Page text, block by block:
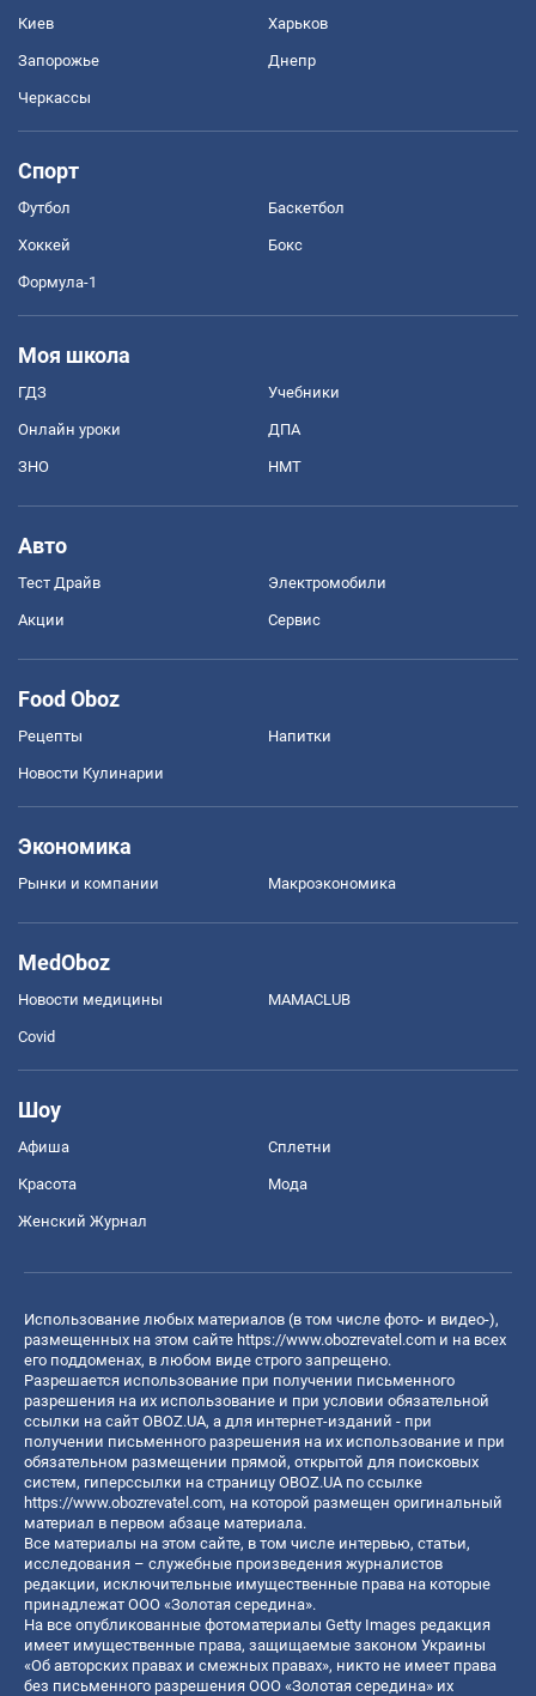
Киев Харьков
Запорожье Днепр
Черкассы
Спорт
Футбол Баскетбол
Хоккей Бокс
Формула-1
Моя школа
ГДЗ Учебники
Онлайн уроки ДПА
ЗНО НМТ
Авто
Тест Драйв Электромобили
Акции Сервис
Food Oboz
Рецепты Напитки
Новости Кулинарии
Экономика
Рынки и компании Mакроэкономика
MedOboz
Новости медицины MAMACLUB
Covid
Шоу
Афиша Сплетни
Красота Мода
Женский Журнал
Использование любых материалов (в том числе фото- и видео-),
размещенных на этом сайте https://www.obozrevatel.com и на всех
его поддоменах, в любом виде строго запрещено.
Разрешается использование при получении письменного
разрешения на их использование и при условии обязательной
ссылки на сайт OBOZ.UA, а для интернет-изданий - при
получении письменного разрешения на их использование и при
обязательном размещении прямой, открытой для поисковых
систем, гиперссылки на страницу OBOZ.UA по ссылке
https://www.obozrevatel.com, на которой размещен оригинальный
материал в первом абзаце материала.
Все материалы на этом сайте, в том числе интервью, статьи,
исследования – служебные произведения журналистов
редакции, исключительные имущественные права на которые
принадлежат ООО «Золотая середина».
На все опубликованные фотоматериалы Getty Images редакция
имеет имущественные права, защищаемые законом Украины
«Об авторских правах и смежных правах», никто не имеет права
без письменного разрешения ООО «Золотая середина» их